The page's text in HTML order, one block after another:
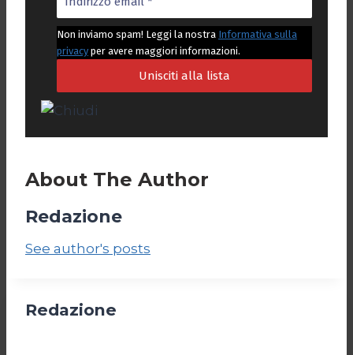
Non inviamo spam! Leggi la nostra Informativa sulla
privacy per avere maggiori informazioni.
About The Author
Redazione
See author's posts
Redazione